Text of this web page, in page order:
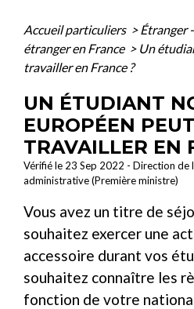
Accueil particuliers > Étranger
étranger en France > Un
travailler en France ?
UN ÉTUDIANT
EUROPÉEN
TRAVAILLER EN
Vérifié le 23 Sep 2022 - Direction
administrative (Première ministre)
Vous avez un titre de
souhaitez exercer une
accessoire durant vos
souhaitez connaître les
fonction de votre